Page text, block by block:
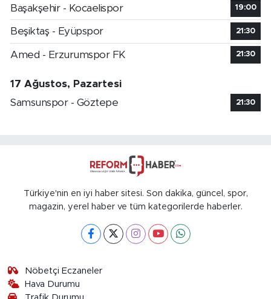
Başakşehir - Kocaelispor
19:00
Beşiktaş - Eyüpspor 21:30
Amed - Erzurumspor FK 21:30
17 Ağustos, Pazartesi
Samsunspor - Göztepe
21:30
Türkiye'nin en iyi haber sitesi. Son dakika, güncel, spor,
magazin, yerel haber ve tüm kategorilerde haberler.
Nöbetçi Eczaneler
Hava Durumu